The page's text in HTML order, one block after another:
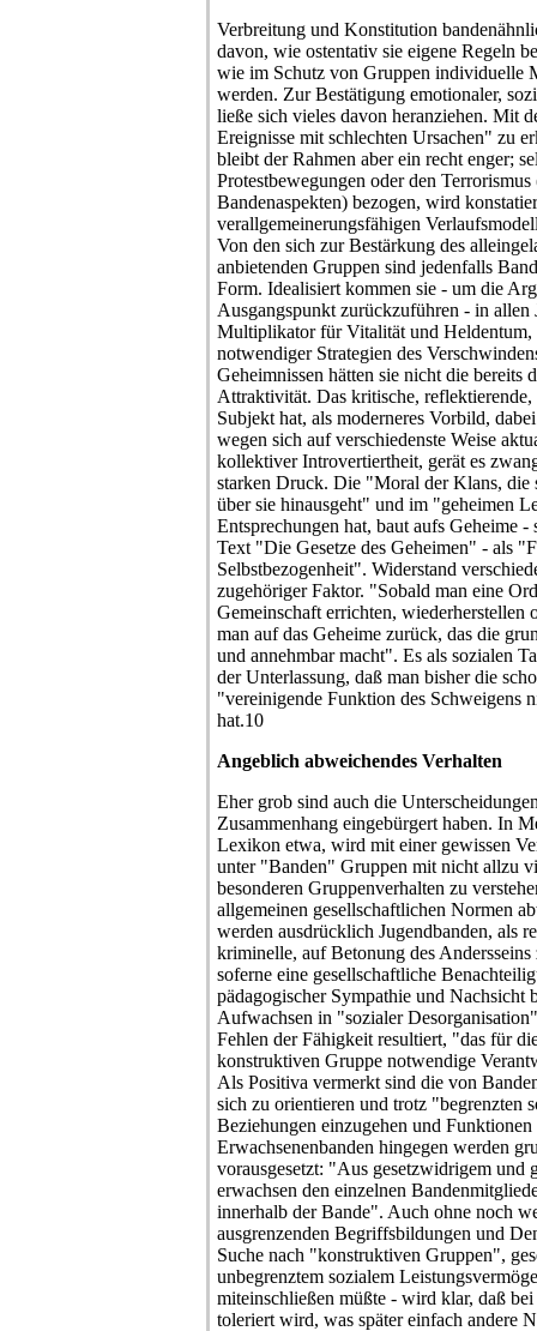
Verbreitung und Konstitution
davon, wie ostentativ sie eigene Regeln
wie im Schutz von Gruppen individuelle
werden. Zur Bestätigung emotionaler,
ließe sich vieles davon heranziehen. Mit
Ereignisse mit schlechten Ursachen" zu
bleibt der Rahmen aber ein recht enger;
Protestbewegungen oder den
Bandenaspekten) bezogen, wird
verallgemeinerungsfähigen
Von den sich zur Bestärkung des
anbietenden Gruppen sind jedenfalls
Form. Idealisiert kommen sie - um die
Ausgangspunkt zurückzuführen - in allen
Multiplikator für Vitalität und Heldentum,
notwendiger Strategien des
Geheimnissen hätten sie nicht die bereits
Attraktivität. Das kritische,
Subjekt hat, als moderneres Vorbild,
wegen sich auf verschiedenste Weise
kollektiver Introvertiertheit, gerät es
starken Druck. Die "Moral der Klans, die
über sie hinausgeht" und im "geheimen
Entsprechungen hat, baut aufs Geheime
Text "Die Gesetze des Geheimen" - als
Selbstbezogenheit". Widerstand
zugehöriger Faktor. "Sobald man eine
Gemeinschaft errichten,
man auf das Geheime zurück, das die
und annehmbar macht". Es als sozialen
der Unterlassung, daß man bisher die
"vereinigende Funktion des Schweigens
hat.10
Angeblich abweichendes Verhalten
Eher grob sind auch die
Zusammenhang eingebürgert haben. In
Lexikon etwa, wird mit einer gewissen
unter "Banden" Gruppen mit nicht allzu
besonderen Gruppenverhalten zu
allgemeinen gesellschaftlichen Normen
werden ausdrücklich Jugendbanden, als
kriminelle, auf Betonung des
soferne eine gesellschaftliche
pädagogischer Sympathie und Nachsicht
Aufwachsen in "sozialer
Fehlen der Fähigkeit resultiert, "das für
konstruktiven Gruppe notwendige
Als Positiva vermerkt sind die von
sich zu orientieren und trotz "begrenzten
Beziehungen einzugehen und
Erwachsenenbanden hingegen werden
vorausgesetzt: "Aus gesetzwidrigem und
erwachsen den einzelnen
innerhalb der Bande". Auch ohne noch
ausgrenzenden Begriffsbildungen und
Suche nach "konstruktiven Gruppen",
unbegrenztem sozialem
miteinschließen müßte - wird klar, daß
toleriert wird, was später einfach andere